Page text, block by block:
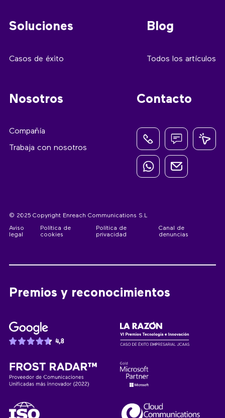
Soluciones
Casos de éxito
Blog
Todos los artículos
Nosotros
Compañía
Trabaja con nosotros
Contacto
© 2025 Copyright Enreach Communications S.L
Aviso
legal
Política de
cookies
Política de
privacidad
Canal de
denuncias
Premios y reconocimientos